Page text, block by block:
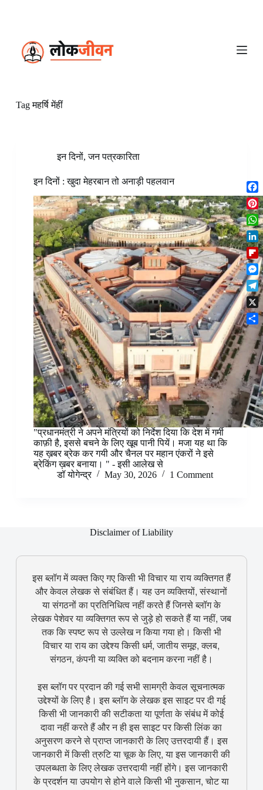
Tagमहर्षि मेंहीं
इन दिनों,जन पत्रकारिता
इन दिनों : खुदा मेहरबान तो अनाड़ी पहलवान
"प्रधानमंत्री ने अपने मंत्रियों को निर्देश दिया कि देश में गर्मी
काफ़ी है, इससे बचने के लिए खूब पानी पियें। मजा यह था कि
यह ख़बर ब्रेक कर गयी और चैनल पर महान एंकरों ने इसे
ब्रेकिंग ख़बर बनाया। " - इसी आलेख से
डॉ योगेन्द्र
May 30, 2026 1 Comment
Disclaimer of Liability
इस ब्लॉग में व्यक्त किए गए किसी भी विचार या राय व्यक्तिगत हैं
और केवल लेखक से संबंधित हैं। यह उन व्यक्तियों, संस्थानों
या संगठनों का प्रतिनिधित्व नहीं करते हैं जिनसे ब्लॉग के
लेखक पेशेवर या व्यक्तिगत रूप से जुड़े हो सकते हैं या नहीं, जब
तक कि स्पष्ट रूप से उल्लेख न किया गया हो। किसी भी
विचार या राय का उद्देश्य किसी धर्म, जातीय समूह, क्लब,
संगठन, कंपनी या व्यक्ति को बदनाम करना नहीं है।
इस ब्लॉग पर प्रदान की गई सभी सामग्री केवल सूचनात्मक
उद्देश्यों के लिए है। इस ब्लॉग के लेखक इस साइट पर दी गई
किसी भी जानकारी की सटीकता या पूर्णता के संबंध में कोई
दावा नहीं करते हैं और न ही इस साइट पर किसी लिंक का
अनुसरण करने से प्राप्त जानकारी के लिए उत्तरदायी हैं। इस
जानकारी में किसी त्रुटि या चूक के लिए, या इस जानकारी की
उपलब्धता के लिए लेखक उत्तरदायी नहीं होंगे। इस जानकारी
के प्रदर्शन या उपयोग से होने वाले किसी भी नुकसान, चोट या
F
a
c
e
b
o
o
k
P
i
n
t
e
r
e
s
t
W
h
a
t
s
A
p
p
L
i
n
k
e
d
I
n
F
l
i
p
b
o
d
M
e
s
s
e
e
r
T
e
l
r
a
m
X
S
r
e